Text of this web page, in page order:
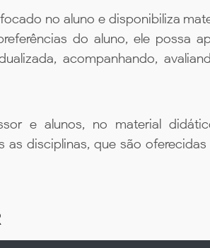
no aluno e disponibiliza
do aluno, ele possa
acompanhando,
e alunos, no material
disciplinas, que são